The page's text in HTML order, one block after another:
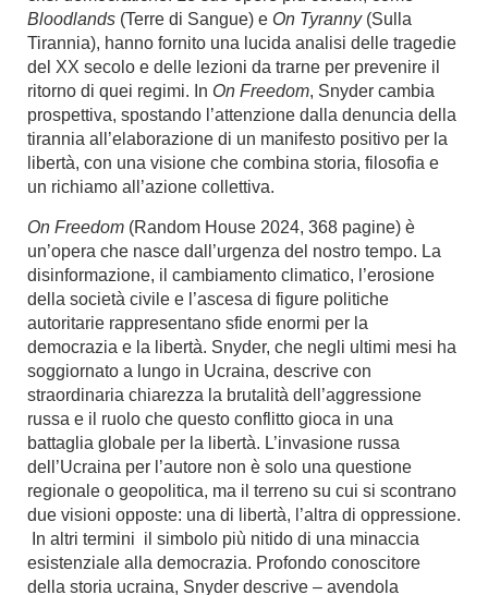
Bloodlands (Terre di Sangue) e On Tyranny(Sulla
Tirannia), hanno fornito una lucida analisi delle tragedie
del XX secolo e delle lezioni da trarne per prevenire il
ritorno di quei regimi. In On Freedom, Snyder cambia
prospettiva, spostando l’attenzione dalla denuncia della
tirannia all’elaborazione di un manifesto positivo per la
libertà, con una visione che combina storia, filosofia e
un richiamo all’azione collettiva.
On Freedom (Random House 2024, 368 pagine) è
un’opera che nasce dall’urgenza del nostro tempo. La
disinformazione, il cambiamento climatico, l’erosione
della società civile e l’ascesa di figure politiche
autoritarie rappresentano sfide enormi per la
democrazia e la libertà. Snyder, che negli ultimi mesi ha
soggiornato a lungo in Ucraina, descrive con
straordinaria chiarezza la brutalità dell’aggressione
russa e il ruolo che questo conflitto gioca in una
battaglia globale per la libertà. L’invasione russa
dell’Ucraina per l’autore non è solo una questione
regionale o geopolitica, ma il terreno su cui si scontrano
due visioni opposte: una di libertà, l’altra di oppressione.
In altri termini il simbolo più nitido di una minaccia
esistenziale alla democrazia. Profondo conoscitore
della storia ucraina, Snyder descrive – avendola